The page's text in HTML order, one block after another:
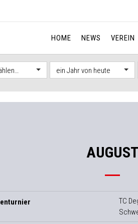
HOME NEWS VEREIN
ein Jahr von heute
AUGUST
TC